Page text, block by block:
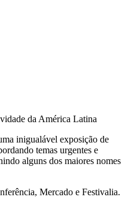
da América Latina
inigualável exposição de
temas urgentes e
alguns dos maiores nomes
Mercado e Festivalia.